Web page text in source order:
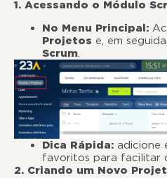
1. Acessando o Módulo
No Menu Principal:
Projetos e, em
Scrum.
Dica Rápida: adicione
favoritos para facilitar
2. Criando um Novo